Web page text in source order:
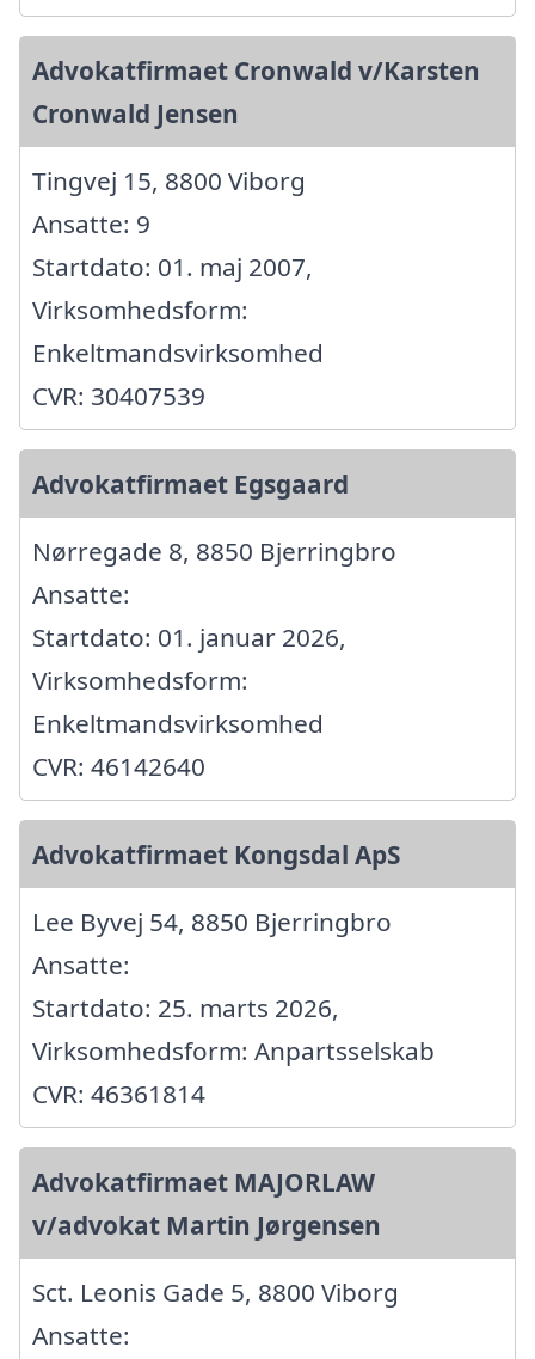
Advokatfirmaet Cronwald v/Karsten
Cronwald Jensen
Tingvej 15, 8800 Viborg
Ansatte: 9
Startdato: 01. maj 2007,
Virksomhedsform:
Enkeltmandsvirksomhed
CVR: 30407539
Advokatfirmaet Egsgaard
Nørregade 8, 8850 Bjerringbro
Ansatte:
Startdato: 01. januar 2026,
Virksomhedsform:
Enkeltmandsvirksomhed
CVR: 46142640
Advokatfirmaet Kongsdal ApS
Lee Byvej 54, 8850 Bjerringbro
Ansatte:
Startdato: 25. marts 2026,
Virksomhedsform: Anpartsselskab
CVR: 46361814
Advokatfirmaet MAJORLAW
v/advokat Martin Jørgensen
Sct. Leonis Gade 5, 8800 Viborg
Ansatte: